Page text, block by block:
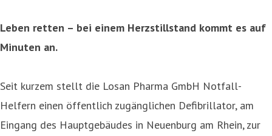
Leben retten – bei einem Herzstillstand kommt es auf
Minuten an.
Seit kurzem stellt die Losan Pharma GmbH Notfall-
Helfern einen öffentlich zugänglichen Defibrillator, am
Eingang des Hauptgebäudes in Neuenburg am Rhein, zur